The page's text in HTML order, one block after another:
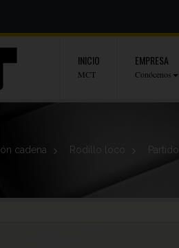
INICIO
MCT
EMPRESA
Conócenos
cadena > Rodillo loco > Partido